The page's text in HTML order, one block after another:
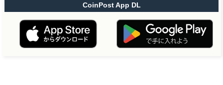
CoinPost App DL